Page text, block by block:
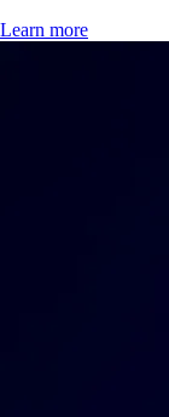
Learn more